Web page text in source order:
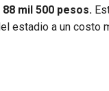
mil 500 pesos.
estadio a un costo